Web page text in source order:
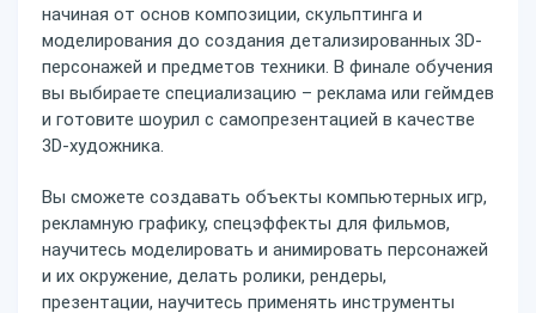
начиная от основ композиции, скульптинга и
моделирования до создания детализированных 3D-
персонажей и предметов техники. В финале обучения
вы выбираете специализацию – реклама или геймдев
и готовите шоурил с самопрезентацией в качестве
3D-художника.
Вы сможете создавать объекты компьютерных игр,
рекламную графику, спецэффекты для фильмов,
научитесь моделировать и анимировать персонажей
и их окружение, делать ролики, рендеры,
презентации, научитесь применять инструменты